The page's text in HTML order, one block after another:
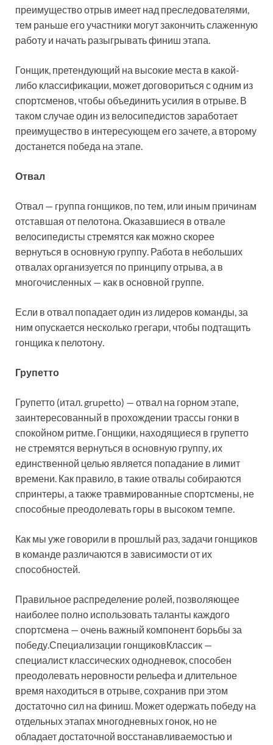
преимущество отрыв имеет над преследователями,
тем раньше его участники могут закончить слаженную
работу и начать разыгрывать финиш этапа.
Гонщик, претендующий на высокие места в какой-
либо классификации, может договориться с одним из
спортсменов, чтобы объединить усилия в отрыве. В
таком случае один из велосипедистов заработает
преимущество в интересующем его зачете, а второму
достанется победа на этапе.
Отвал
Отвал — группа гонщиков, по тем, или иным причинам
отставшая от пелотона. Оказавшиеся в отвале
велосипедисты стремятся как можно скорее
вернуться в основную группу. Работа в небольших
отвалах организуется по принципу отрыва, а в
многочисленных — как в основной группе.
Если в отвал попадает один из лидеров команды, за
ним опускается несколько грегари, чтобы подтащить
гонщика к пелотону.
Групетто
Групетто (итал. grupetto) — отвал на горном этапе,
заинтересованный в прохождении трассы гонки в
спокойном ритме. Гонщики, находящиеся в групетто
не стремятся вернуться в основную группу, их
единственной целью является попадание в лимит
времени. Как правило, в такие отвалы собираются
спринтеры, а также травмированные спортсмены, не
способные преодолевать горы в высоком темпе.
Как мы уже говорили в прошлый раз, задачи гонщиков
в команде различаются в зависимости от их
способностей.
Правильное распределение ролей, позволяющее
наиболее полно использовать таланты каждого
спортсмена — очень важный компонент борьбы за
победу.Специализации гонщиковКлассик —
специалист классических однодневок, способен
преодолевать неровности рельефа и длительное
время находиться в отрыве, сохранив при этом
достаточно сил на финиш. Может одержать победу на
отдельных этапах многодневных гонок, но не
обладает достаточной восстанавливаемостью и